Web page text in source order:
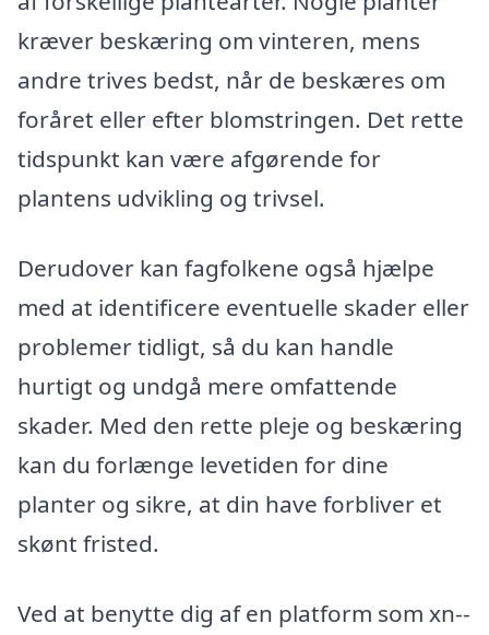
kræver beskæring om vinteren, mens
andre trives bedst, når de beskæres om
foråret eller efter blomstringen. Det rette
tidspunkt kan være afgørende for
plantens udvikling og trivsel.
Derudover kan fagfolkene også hjælpe
med at identificere eventuelle skader eller
problemer tidligt, så du kan handle
hurtigt og undgå mere omfattende
skader. Med den rette pleje og beskæring
kan du forlænge levetiden for dine
planter og sikre, at din have forbliver et
skønt fristed.
Ved at benytte dig af en platform som xn--